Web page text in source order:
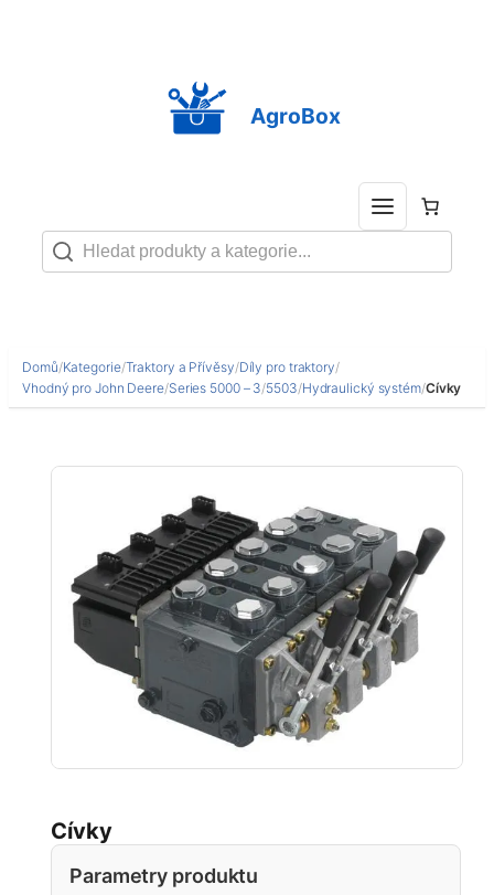
AgroBox
Domů/Kategorie/Traktory a Přívěsy/Díly pro traktory/
Vhodný pro John Deere/Series 5000 – 3/5503/Hydraulický systém/Cívky
Cívky
Parametry produktu